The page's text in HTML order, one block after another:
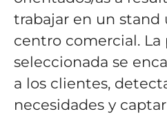
trabajar en un stand
centro comercial. La
seleccionada se
a los clientes,
necesidades y